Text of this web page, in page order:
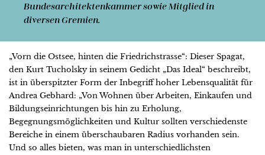
Bundesarchitektenkammer sowie Mitglied in
diversen Gremien.
„Vorn die Ostsee, hinten die Friedrichstrasse“: Dieser Spagat,
den Kurt Tucholsky in seinem Gedicht „Das Ideal“ beschreibt,
ist in überspitzter Form der Inbegriff hoher Lebensqualität für
Andrea Gebhard: „Von Wohnen über Arbeiten, Einkaufen und
Bildungseinrichtungen bis hin zu Erholung,
Begegnungsmöglichkeiten und Kultur sollten verschiedenste
Bereiche in einem überschaubaren Radius vorhanden sein.
Und so alles bieten, was man in unterschiedlichsten